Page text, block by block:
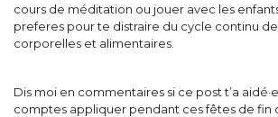
cours de méditation ou jouer avec les
preferes pour te distraire du cycle continu
corporelles et alimentaires.
Dis moi en commentaires si ce post t’a
comptes appliquer pendant ces fêtes de fin